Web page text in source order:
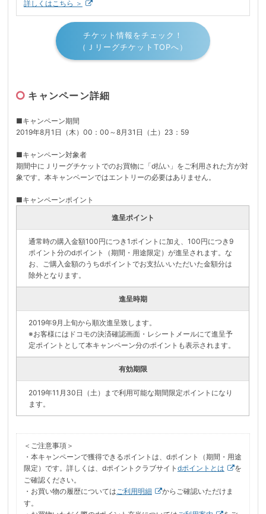
詳しくはこちら ＞
チケット情報をチェック！
（ＪリーグチケットTOPへ）
キャンペーン詳細
■キャンペーン期間
2019年8月1日（木）00：00～8月31日（土）23：59
■キャンペーン対象者
期間中にＪリーグチケットでのお買物に「d払い」をご利用された方が対
象です。本キャンペーンではエントリーの必要はありません。
■キャンペーンポイント
進呈ポイント
通常時の購入金額100円につき1ポイントに加え、100円につき9
ポイント分のdポイント（期間・用途限定）が進呈されます。な
お、ご購入金額のうちdポイントでお支払いいただいた金額分は
除外となります。
進呈時期
2019年9月上旬から順次進呈致します。
※お客様にはドコモの決済確認画面・レシートメールにて進呈予
定ポイントとして本キャンペーン分のポイントも表示されます。
有効期限
2019年11月30日（土）まで利用可能な期間限定ポイントになり
ます。
＜ご注意事項＞
・本キャンペーンで獲得できるポイントは、dポイント（期間・用途
限定）です。詳しくは、dポイントクラブサイト dポイントとは
を
ご確認ください。
・お買い物の履歴についてはご利用明細
からご確認いただけま
す。